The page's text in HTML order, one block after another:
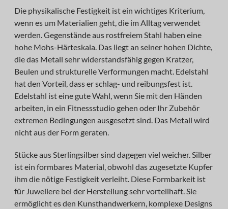
Die physikalische Festigkeit ist ein wichtiges Kriterium,
wenn es um Materialien geht, die im Alltag verwendet
werden. Gegenstände aus rostfreiem Stahl haben eine
hohe Mohs-Härteskala. Das liegt an seiner hohen Dichte,
die das Metall sehr widerstandsfähig gegen Kratzer,
Beulen und strukturelle Verformungen macht. Edelstahl
hat den Vorteil, dass er schlag- und reibungsfest ist.
Edelstahl ist eine gute Wahl, wenn Sie mit den Händen
arbeiten, in ein Fitnessstudio gehen oder Ihr Zubehör
extremen Bedingungen ausgesetzt sind. Das Metall wird
nicht aus der Form geraten.
Stücke aus Sterlingsilber sind dagegen viel weicher. Silber
ist ein formbares Material, obwohl das zugesetzte Kupfer
ihm die nötige Festigkeit verleiht. Diese Formbarkeit ist
für Juweliere bei der Herstellung sehr vorteilhaft. Sie
ermöglicht es den Kunsthandwerkern, komplexe Designs